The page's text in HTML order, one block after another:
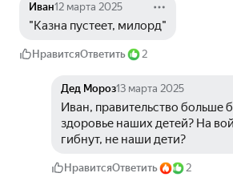
Иван12 марта 2025
"Казна пустеет, милорд"
НравитсяОтветить 2
Дед Мороз13 марта 2025
Иван, правительство больше
здоровье наших детей? На
гибнут, не наши дети?
НравитсяОтветить 2